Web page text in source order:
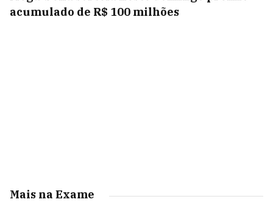
acumulado de R$ 100 milhões
Mais na Exame